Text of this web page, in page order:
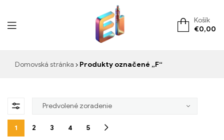
ElementVape.de
Košík
€0,00
Domovská stránka Produkty označené „F“
1 2 3 4 5